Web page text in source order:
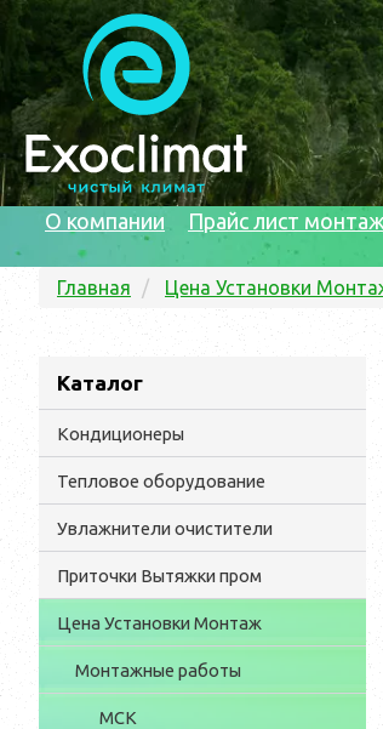
О компании Прайс лист
Главная Цена Установки
Каталог
Кондиционеры
Тепловое оборудование
Увлажнители очистители
Приточки Вытяжки пром
Цена Установки Монтаж
Монтажные работы
МСК